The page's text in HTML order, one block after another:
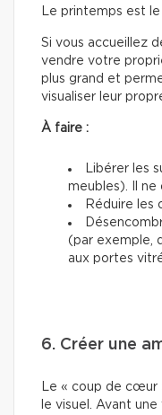
Le printemps est
Si vous accueillez
vendre votre
plus grand et
visualiser leur
À faire :
Libérer les
meubles). Il ne
Réduire les
(par exemple,
aux portes
6. Créer une
Le « coup de cœur
le visuel. Avant une